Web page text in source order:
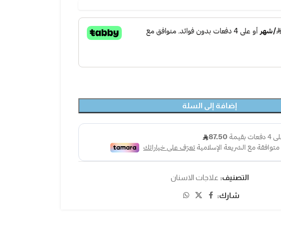
إضافة إلى السلة
التصنيف: علاجات الاسنان
شارك: